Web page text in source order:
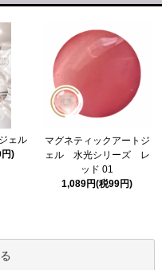
ェル
)
マグネティックアートジ
ェル 水光シリーズ レ
ッド 01
1,089円(税99円)